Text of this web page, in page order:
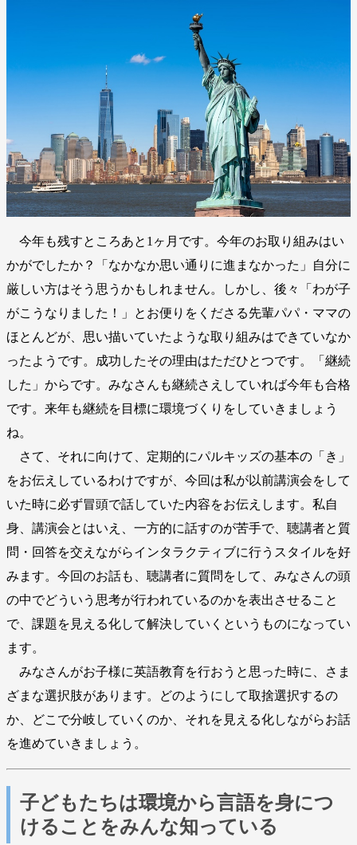
今年も残すところあと1ヶ月です。今年のお取り組みはい
かがでしたか？「なかなか思い通りに進まなかった」自分に
厳しい方はそう思うかもしれません。しかし、後々「わが子
がこうなりました！」とお便りをくださる先輩パパ・ママの
ほとんどが、思い描いていたような取り組みはできていなか
ったようです。成功したその理由はただひとつです。「継続
した」からです。みなさんも継続さえしていれば今年も合格
です。来年も継続を目標に環境づくりをしていきましょう
ね。
さて、それに向けて、定期的にパルキッズの基本の「き」
をお伝えしているわけですが、今回は私が以前講演会をして
いた時に必ず冒頭で話していた内容をお伝えします。私自
身、講演会とはいえ、一方的に話すのが苦手で、聴講者と質
問・回答を交えながらインタラクティブに行うスタイルを好
みます。今回のお話も、聴講者に質問をして、みなさんの頭
の中でどういう思考が行われているのかを表出させること
で、課題を見える化して解決していくというものになってい
ます。
みなさんがお子様に英語教育を行おうと思った時に、さま
ざまな選択肢があります。どのようにして取捨選択するの
か、どこで分岐していくのか、それを見える化しながらお話
を進めていきましょう。
子どもたちは環境から言語を身につ
けることをみんな知っている